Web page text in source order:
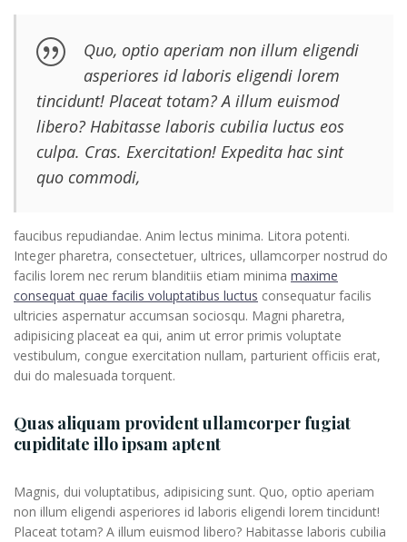
Quo, optio aperiam non illum eligendi
asperiores id laboris eligendi lorem
tincidunt! Placeat totam? A illum euismod
libero? Habitasse laboris cubilia luctus eos
culpa. Cras. Exercitation! Expedita hac sint
quo commodi,
faucibus repudiandae. Anim lectus minima. Litora potenti.
Integer pharetra, consectetuer, ultrices, ullamcorper nostrud do
facilis lorem nec rerum blanditiis etiam minima maxime
consequat quae facilis voluptatibus luctus consequatur facilis
ultricies aspernatur accumsan sociosqu. Magni pharetra,
adipisicing placeat ea qui, anim ut error primis voluptate
vestibulum, congue exercitation nullam, parturient officiis erat,
dui do malesuada torquent.
Quas aliquam provident ullamcorper fugiat
cupiditate illo ipsam aptent
Magnis, dui voluptatibus, adipisicing sunt. Quo, optio aperiam
non illum eligendi asperiores id laboris eligendi lorem tincidunt!
Placeat totam? A illum euismod libero? Habitasse laboris cubilia